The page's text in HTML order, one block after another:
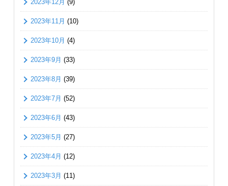
2023年12月 (9)
2023年11月 (10)
2023年10月 (4)
2023年9月 (33)
2023年8月 (39)
2023年7月 (52)
2023年6月 (43)
2023年5月 (27)
2023年4月 (12)
2023年3月 (11)